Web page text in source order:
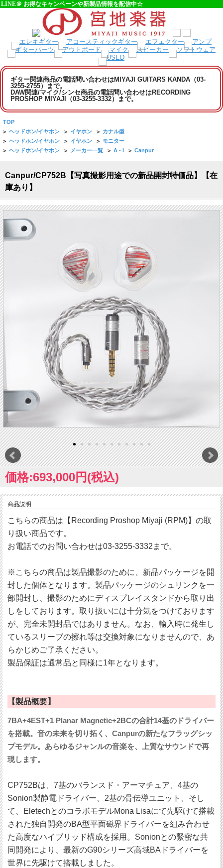
LINE＠ お得なキャンペーンや新製品情報を配信中☆
ギター関連商品の電話問い合わせはMIYAJI GUITARS KANDA（03-
3255-2755）まで。
DAW関連/マイク/シンセ商品の電話問い合わせはRECORDING
PROSHOP MIYAJI（03-3255-3332）まで。
TOP
> ヘッドホン/イヤホン > イヤホン > カナル型
> ヘッドホン/イヤホン > イヤホン > モニター
> ヘッドホン/イヤホン > メーカー一覧 > A - I > Canpur
Canpur/CP752B【写真撮影用途での新品開封特価品】【在
庫あり】
価格:693,000円(税込)
商品説明
こちらの商品は【Recording Proshop Miyaji (RPM)】の取
り扱い商品です。
お電話でのお問い合わせは03-3255-3332まで。
※こちらの商品は製品撮影のために、新品パッケージを開
封した個体となります。製品パッケージのシュリンクを一
部開封し、撮影のためにディスプレイスタンドから取り出
しをしております。取り扱いには十分気をつけております
が、完全未開封品ではありません。なお、輸入時に発生し
ているスリーブの擦れ等は交換対象になりませんので、あ
らかじめご了承ください。
製品保証は通常品と同様に1年となります。
【製品概要】
7BA+4EST+1 Planar Magnetic+2BCの合計14基のドライバー
を搭載。音の未来を切り拓く、Canpurの新たなフラッグシッ
プモデル。あらゆるジャンルの音楽を、上質なサウンドで再
現します。
CP752Bは、7基のバランスド・アーマチュア、4基の
Sonion製静電ドライバー、2基の骨伝導ユニット、そし
て、EletechとのコラボモデルMona Lisaにて先駆けて搭載
された独自開発のBA型平面磁界ドライバーを組み合わせ
た高度なハイブリッド構成を採用。Sonionとの緊密な共
同開発により、最新のG90シリーズ高域BAドライバーを
世界に先駆けて搭載しました。